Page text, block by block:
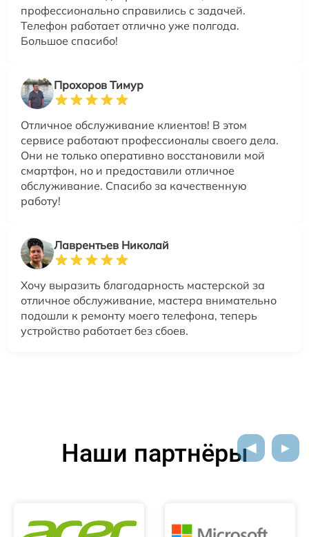
профессионально справились с задачей.
Телефон работает отлично уже полгода.
Большое спасибо!
Прохоров Тимур
Отличное обслуживание клиентов! В этом
сервисе работают профессионалы своего дела.
Они не только оперативно восстановили мой
смартфон, но и предоставили отличное
обслуживание. Спасибо за качественную
работу!
Лаврентьев Николай
Хочу выразить благодарность мастерской за
отличное обслуживание, мастера внимательно
подошли к ремонту моего телефона, теперь
устройство работает без сбоев.
Наши партнёры